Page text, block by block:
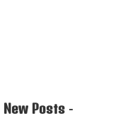
New Posts -